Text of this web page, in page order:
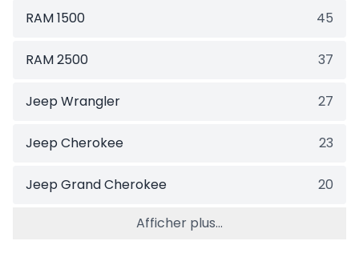
RAM 1500 45
RAM 2500 37
Jeep Wrangler 27
Jeep Cherokee 23
Jeep Grand Cherokee 20
Afficher plus...